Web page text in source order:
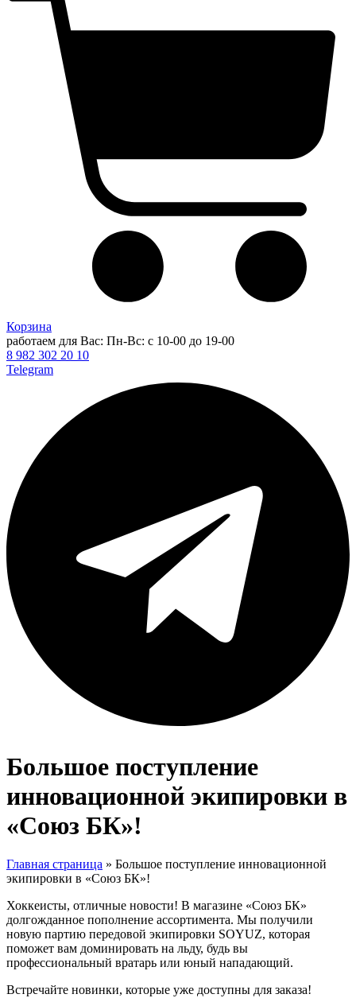
Корзина
работаем для Вас: Пн-Вс: с 10-00 до 19-00
8 982 302 20 10
Telegram
Большое поступление
инновационной экипировки в
«Союз БК»!
Главная страница » Большое поступление инновационной
экипировки в «Союз БК»!
Хоккеисты, отличные новости! В магазине «Союз БК»
долгожданное пополнение ассортимента. Мы получили
новую партию передовой экипировки SOYUZ, которая
поможет вам доминировать на льду, будь вы
профессиональный вратарь или юный нападающий.
Встречайте новинки, которые уже доступны для заказа!